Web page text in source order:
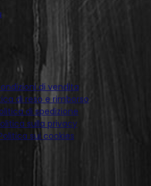
di vendita
di reso e rimborso
di spedizione
sulla privacy
sui cookies